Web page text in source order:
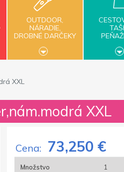
OUTDOOR,
NÁRADIE,
DROBNÉ DARČEKY
XXL
XXL
Cena: 73,250 €
Množstvo 1